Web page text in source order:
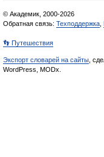
© Академик, 2000-2026
Обратная связь: Техподдержка
👣 Путешествия
Экспорт словарей на сайты ,
WordPress, MODx.